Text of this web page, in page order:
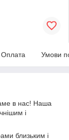
Оплата Умови
в нас! Наша
і
близьким і